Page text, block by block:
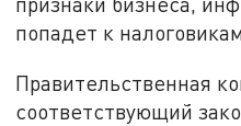
попадет к
Правительственная
соответствующий